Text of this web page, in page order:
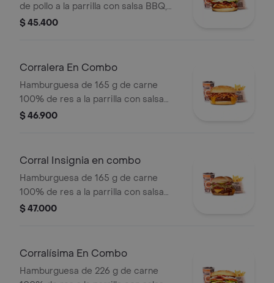
de pollo a la parrilla con salsa BBQ,
tocineta, una tajada de queso tipo
pan papa + papas medianas (Corral o
$ 45.400
Corralera En Combo
Hamburguesa de 165 g de carne
100% de res a la parrilla con salsa
bbq, tocineta, queso americano,
bebida pet
$ 46.900
Corral Insignia en combo
Hamburguesa de 165 g de carne
100% de res a la parrilla con salsa
BBQ, tocineta, queso americano,
mostaza en pan papa + papas Corral
$ 47.000
Corralísima En Combo
Hamburguesa de 226 g de carne